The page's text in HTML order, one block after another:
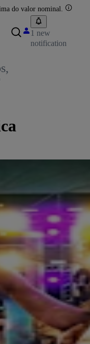
do valor nominal.
1 new
notification